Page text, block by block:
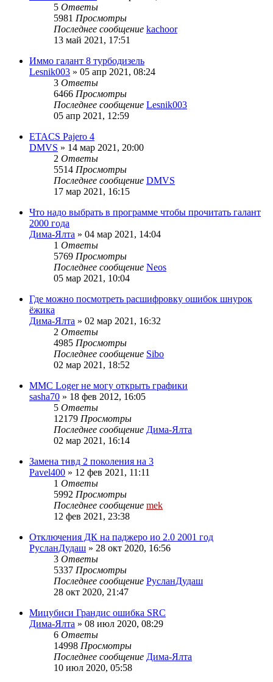
5 Ответы
5981 Просмотры
Последнее сообщение kachoor
13 май 2021, 17:51
Иммо галант 8 турбодизель
Lesnik003 » 05 апр 2021, 08:24
3 Ответы
6466 Просмотры
Последнее сообщение Lesnik003
05 апр 2021, 12:59
ETACS Pajero 4
DMVS » 14 мар 2021, 20:00
2 Ответы
5514 Просмотры
Последнее сообщение DMVS
17 мар 2021, 16:15
Что надо выбрать в программе чтобы прочитать галант
2000 года
Дима-Ялта » 04 мар 2021, 14:04
1 Ответы
5769 Просмотры
Последнее сообщение Neos
05 мар 2021, 10:04
Где можно посмотреть расшифровку ошибок шнурок
ёжика
Дима-Ялта » 02 мар 2021, 16:32
2 Ответы
4985 Просмотры
Последнее сообщение Sibo
02 мар 2021, 18:52
MMC Loger не могу открыть графики
sasha70 » 18 фев 2012, 16:05
5 Ответы
12179 Просмотры
Последнее сообщение Дима-Ялта
02 мар 2021, 16:14
Замена тнвд 2 поколения на 3
Pavel400 » 12 фев 2021, 11:11
1 Ответы
5992 Просмотры
Последнее сообщение mek
12 фев 2021, 23:38
Отключения ДК на паджеро ио 2.0 2001 год
РусланДудаш » 28 окт 2020, 16:56
3 Ответы
5337 Просмотры
Последнее сообщение РусланДудаш
28 окт 2020, 21:47
Мицубиси Грандис ошибка SRC
Дима-Ялта » 08 июл 2020, 08:29
6 Ответы
14998 Просмотры
Последнее сообщение Дима-Ялта
10 июл 2020, 05:58